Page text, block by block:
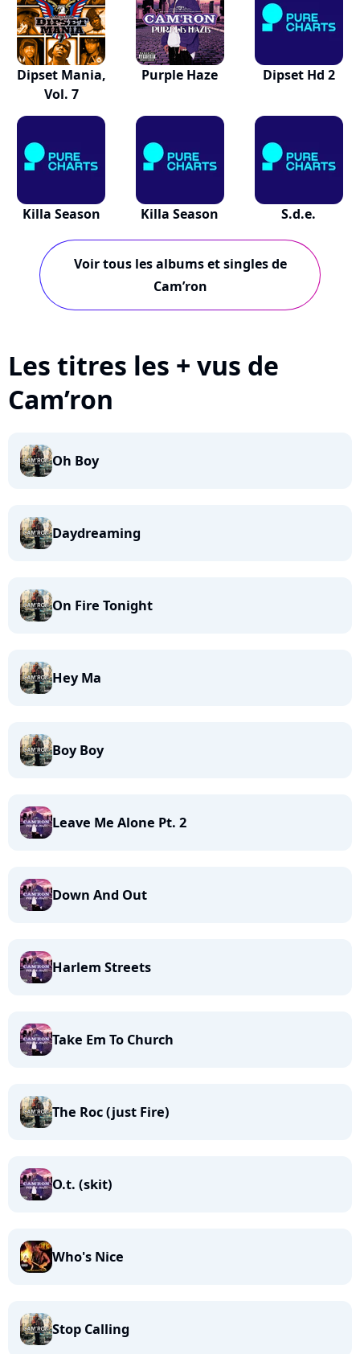
Dipset Mania,
Vol. 7
Purple Haze Dipset Hd 2
Killa Season Killa Season S.d.e.
Voir tous les albums et singles de
Cam’ron
Les titres les + vus de
Cam’ron
Oh Boy
Daydreaming
On Fire Tonight
Hey Ma
Boy Boy
Leave Me Alone Pt. 2
Down And Out
Harlem Streets
Take Em To Church
The Roc (just Fire)
O.t. (skit)
Who's Nice
Stop Calling